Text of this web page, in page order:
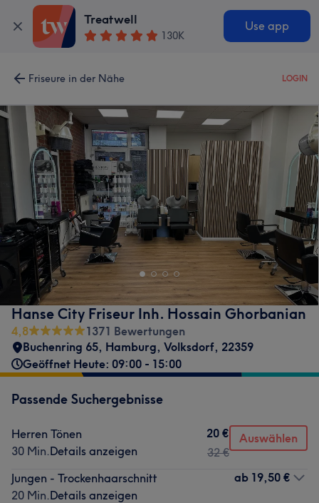
Treatwell
130K
Use app
Friseure in der Nähe LOGIN
Hanse City Friseur Inh. Hossain Ghorbanian
4,8
1371 Bewertungen
Buchenring 65, Hamburg, Volksdorf, 22359
Geöffnet Heute: 09:00 - 15:00
Passende Suchergebnisse
Herren Tönen
30 Min.Details anzeigen
20 €
32 €
Auswählen
Jungen - Trockenhaarschnitt
20 Min.Details anzeigen
ab 19,50 €